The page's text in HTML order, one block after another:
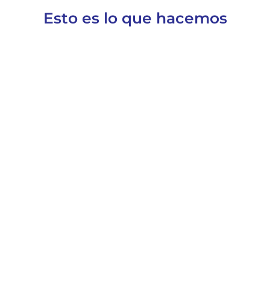
Esto es lo que hacemos